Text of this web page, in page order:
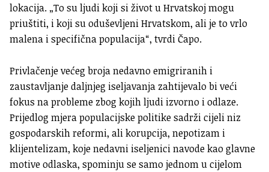
lokacija. „To su ljudi koji si život u Hrvatskoj mogu
priuštiti, i koji su oduševljeni Hrvatskom, ali je to vrlo
malena i specifična populacija“, tvrdi Čapo.
Privlačenje većeg broja nedavno emigriranih i
zaustavljanje daljnjeg iseljavanja zahtijevalo bi veći
fokus na probleme zbog kojih ljudi izvorno i odlaze.
Prijedlog mjera populacijske politike sadrži cijeli niz
gospodarskih reformi, ali korupcija, nepotizam i
klijentelizam, koje nedavni iseljenici navode kao glavne
motive odlaska, spominju se samo jednom u cijelom